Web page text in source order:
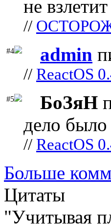
не
//
#4 admin
// ReactOS
#5 БоЗяН
дело
// ReactOS
Больше
Цитаты
"Учитывая